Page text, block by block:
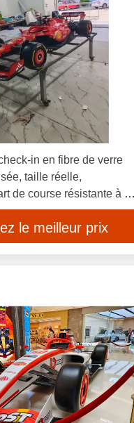
in en fibre de verre
taille réelle,
de course résistante à la
le meilleur prix